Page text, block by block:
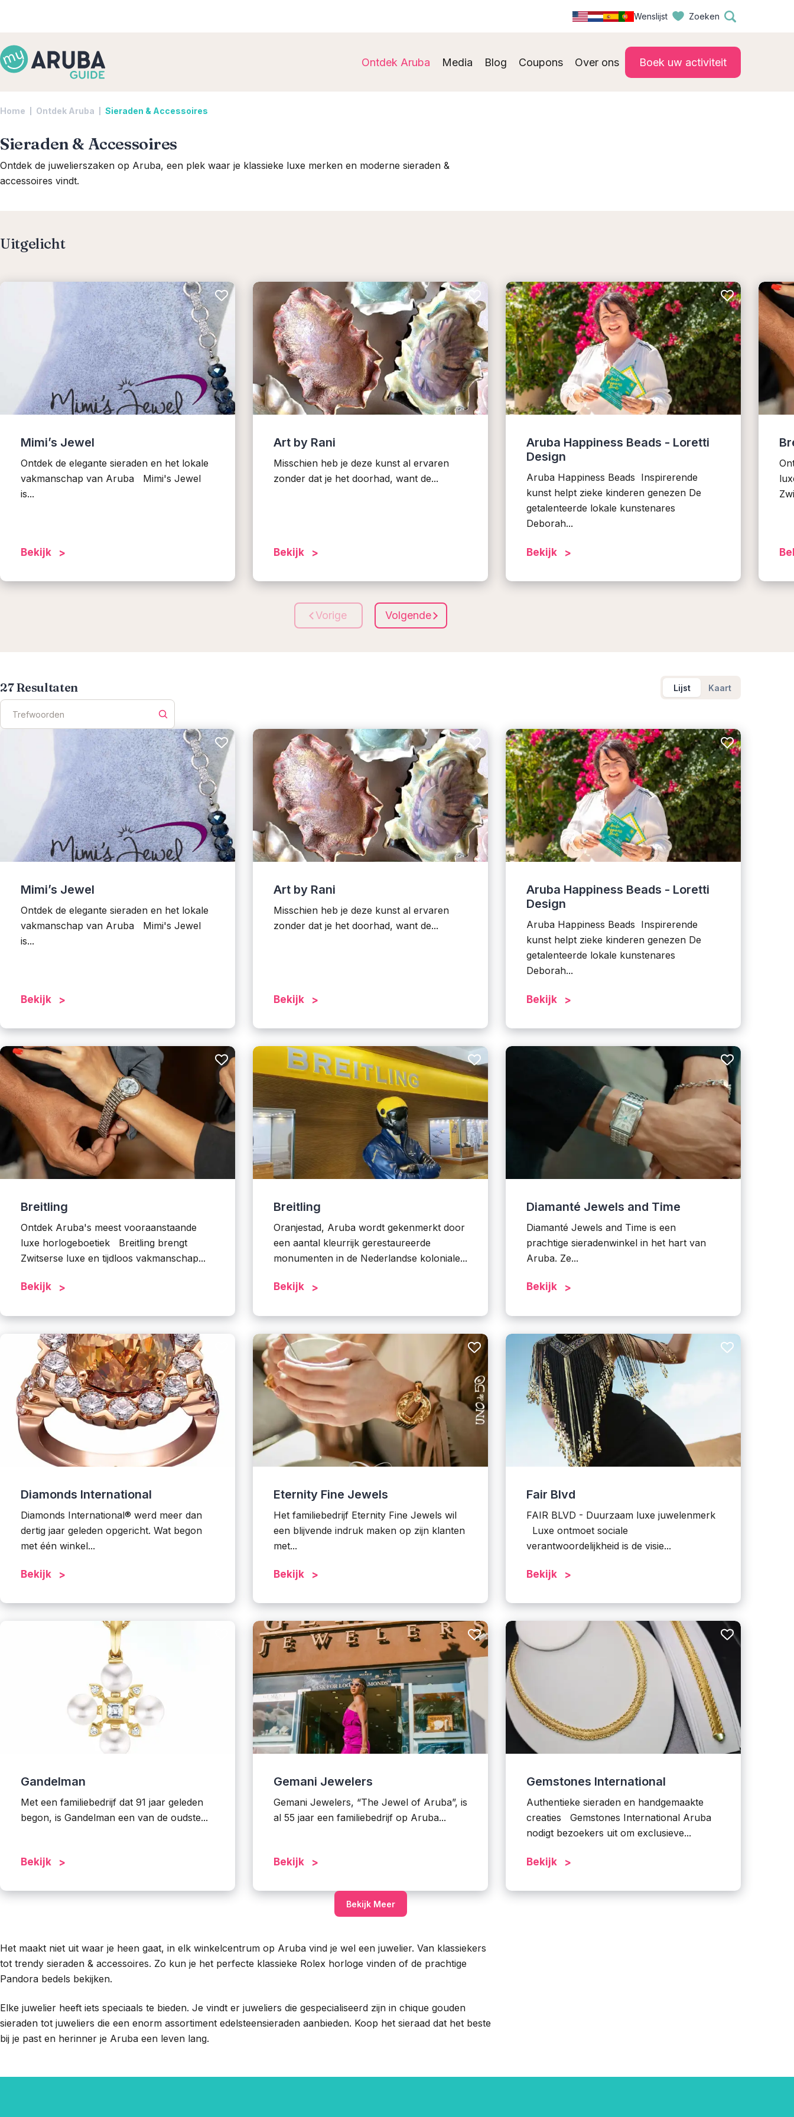
Wenslijst Zoeken
Ontdek Aruba Media Blog Coupons Over ons Boek uw activiteit
Home Ontdek Aruba Sieraden & Accessoires
Sieraden & Accessoires
Ontdek de juwelierszaken op Aruba, een plek waar je klassieke luxe merken en moderne sieraden &
accessoires vindt.
Uitgelicht
Mimi’s Jewel
Ontdek de elegante sieraden en het lokale
vakmanschap van Aruba Mimi's Jewel
is...
Bekijk
Art by Rani
Misschien heb je deze kunst al ervaren
zonder dat je het doorhad, want de...
Bekijk
Aruba Happiness Beads - Loretti
Design
Aruba Happiness Beads Inspirerende
kunst helpt zieke kinderen genezen De
getalenteerde lokale kunstenares
Deborah...
Bekijk
Vorige Volgende
27Resultaten Lijst Kaart
Mimi’s Jewel
Ontdek de elegante sieraden en het lokale
vakmanschap van Aruba Mimi's Jewel
is...
Bekijk
Art by Rani
Misschien heb je deze kunst al ervaren
zonder dat je het doorhad, want de...
Bekijk
Aruba Happiness Beads - Loretti
Design
Aruba Happiness Beads Inspirerende
kunst helpt zieke kinderen genezen De
getalenteerde lokale kunstenares
Deborah...
Bekijk
Breitling
Ontdek Aruba's meest vooraanstaande
luxe horlogeboetiek Breitling brengt
Zwitserse luxe en tijdloos vakmanschap...
Bekijk
Breitling
Oranjestad, Aruba wordt gekenmerkt door
een aantal kleurrijk gerestaureerde
monumenten in de Nederlandse koloniale...
Bekijk
Diamanté Jewels and Time
Diamanté Jewels and Time is een
prachtige sieradenwinkel in het hart van
Aruba. Ze...
Bekijk
Diamonds International
Diamonds International® werd meer dan
dertig jaar geleden opgericht. Wat begon
met één winkel...
Bekijk
Eternity Fine Jewels
Het familiebedrijf Eternity Fine Jewels wil
een blijvende indruk maken op zijn klanten
met...
Bekijk
Fair Blvd
FAIR BLVD - Duurzaam luxe juwelenmerk
Luxe ontmoet sociale
verantwoordelijkheid is de visie...
Bekijk
Gandelman
Met een familiebedrijf dat 91 jaar geleden
begon, is Gandelman een van de oudste...
Bekijk
Gemani Jewelers
Gemani Jewelers, “The Jewel of Aruba”, is
al 55 jaar een familiebedrijf op Aruba...
Bekijk
Gemstones International
Authentieke sieraden en handgemaakte
creaties Gemstones International Aruba
nodigt bezoekers uit om exclusieve...
Bekijk
Bekijk Meer
Het maakt niet uit waar je heen gaat, in elk winkelcentrum op Aruba vind je wel een juwelier. Van klassiekers
tot trendy sieraden & accessoires. Zo kun je het perfecte klassieke Rolex horloge vinden of de prachtige
Pandora bedels bekijken.
Elke juwelier heeft iets speciaals te bieden. Je vindt er juweliers die gespecialiseerd zijn in chique gouden
sieraden tot juweliers die een enorm assortiment edelsteensieraden aanbieden. Koop het sieraad dat het beste
bij je past en herinner je Aruba een leven lang.